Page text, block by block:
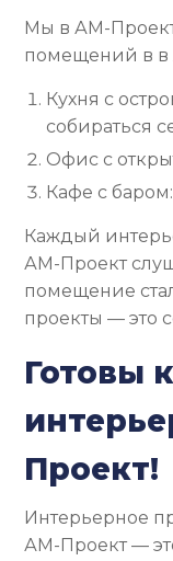
Мы в АМ-
помещений в в
Кухня с
собираться
Офис с
Кафе с
Каждый
АМ-Проект
помещение
проекты — это
Готовы
Проект!
Интерьерное
АМ-Проект —